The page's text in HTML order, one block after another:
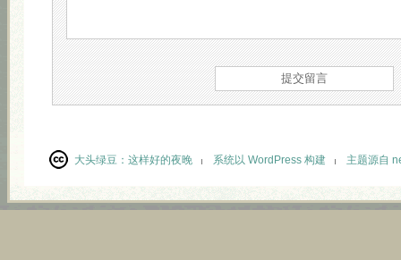
大头绿豆： 这样好的夜晚 系统以 WordPress 构建 主题源自